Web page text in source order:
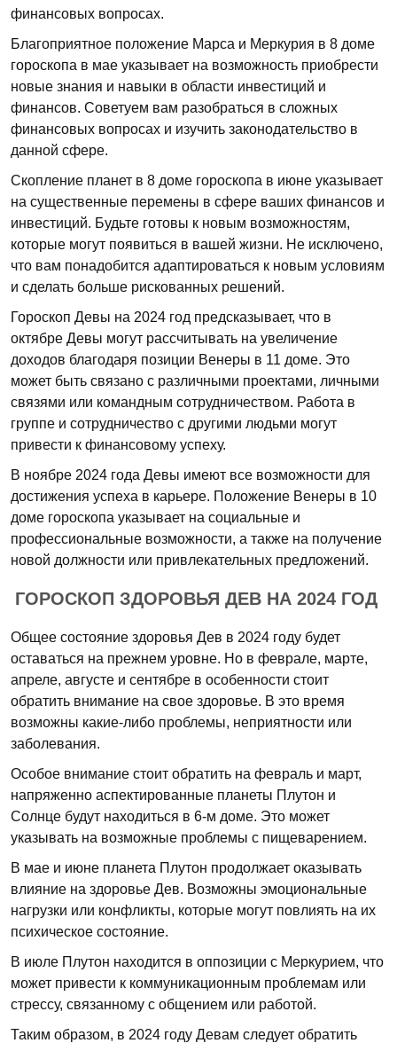
финансовых вопросах.
Благоприятное положение Марса и Меркурия в 8 доме
гороскопа в мае указывает на возможность приобрести
новые знания и навыки в области инвестиций и
финансов. Советуем вам разобраться в сложных
финансовых вопросах и изучить законодательство в
данной сфере.
Скопление планет в 8 доме гороскопа в июне указывает
на существенные перемены в сфере ваших финансов и
инвестиций. Будьте готовы к новым возможностям,
которые могут появиться в вашей жизни. Не исключено,
что вам понадобится адаптироваться к новым условиям
и сделать больше рискованных решений.
Гороскоп Девы на 2024 год предсказывает, что в
октябре Девы могут рассчитывать на увеличение
доходов благодаря позиции Венеры в 11 доме. Это
может быть связано с различными проектами, личными
связями или командным сотрудничеством. Работа в
группе и сотрудничество с другими людьми могут
привести к финансовому успеху.
В ноябре 2024 года Девы имеют все возможности для
достижения успеха в карьере. Положение Венеры в 10
доме гороскопа указывает на социальные и
профессиональные возможности, а также на получение
новой должности или привлекательных предложений.
ГОРОСКОП ЗДОРОВЬЯ ДЕВ НА 2024 ГОД
Общее состояние здоровья Дев в 2024 году будет
оставаться на прежнем уровне. Но в феврале, марте,
апреле, августе и сентябре в особенности стоит
обратить внимание на свое здоровье. В это время
возможны какие-либо проблемы, неприятности или
заболевания.
Особое внимание стоит обратить на февраль и март,
напряженно аспектированные планеты Плутон и
Солнце будут находиться в 6-м доме. Это может
указывать на возможные проблемы с пищеварением.
В мае и июне планета Плутон продолжает оказывать
влияние на здоровье Дев. Возможны эмоциональные
нагрузки или конфликты, которые могут повлиять на их
психическое состояние.
В июле Плутон находится в оппозиции с Меркурием, что
может привести к коммуникационным проблемам или
стрессу, связанному с общением или работой.
Таким образом, в 2024 году Девам следует обратить